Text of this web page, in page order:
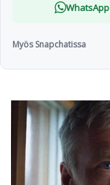
WhatsApp
Myös Snapchatissa